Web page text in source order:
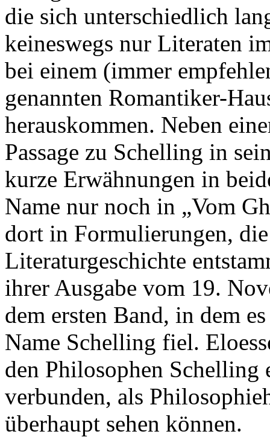
die sich unterschiedlich
keineswegs nur Literaten
bei einem (immer
genannten Romantiker-
herauskommen. Neben
Passage zu Schelling in
kurze Erwähnungen in
Name nur noch in „Vom
dort in Formulierungen,
Literaturgeschichte
ihrer Ausgabe vom 19.
dem ersten Band, in dem
Name Schelling fiel.
den Philosophen Schelling
verbunden, als
überhaupt sehen können.